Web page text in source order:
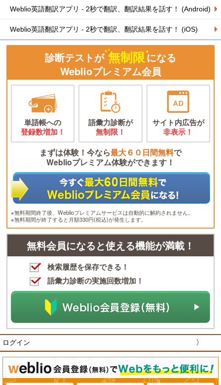
Weblio英語翻訳アプリ - 2秒で翻訳、翻訳結果を話す！ (Android)
Weblio英語翻訳アプリ - 2秒で翻訳、翻訳結果を話す！ (iOS)
診断テストが 無制限になる
Weblioプレミアム会員
単語帳への
登録数増加！
語彙力診断が
無制限！
サイト内広告が
非表示！
まずは体験！今なら最大６０日間無料で
Weblioプレミアム体験ができます！
※無料期間終了後、Weblioプレミアムサービスは自動的に解約されません。
※無料期間が終了すると月額330円(税込)が発生します。
無料会員になると使える機能が満載！
検索履歴を保存できる！
語彙力診断の実施回数増加！
ログイン 〉